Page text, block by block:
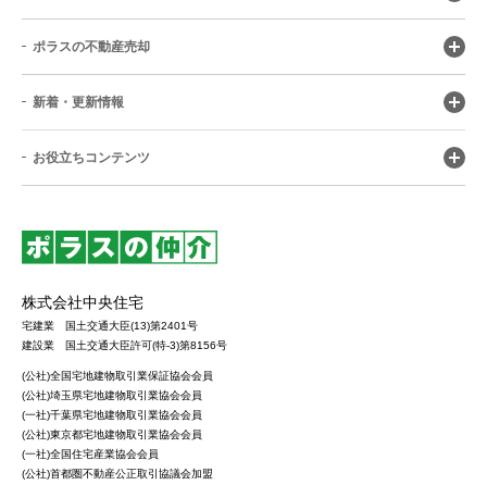
ポラスの不動産売却
新着・更新情報
お役立ちコンテンツ
株式会社中央住宅
宅建業 国土交通大臣(13)第2401号
建設業 国土交通大臣許可(特-3)第8156号
(公社)全国宅地建物取引業保証協会会員
(公社)埼玉県宅地建物取引業協会会員
(一社)千葉県宅地建物取引業協会会員
(公社)東京都宅地建物取引業協会会員
(一社)全国住宅産業協会会員
(公社)首都圏不動産公正取引協議会加盟